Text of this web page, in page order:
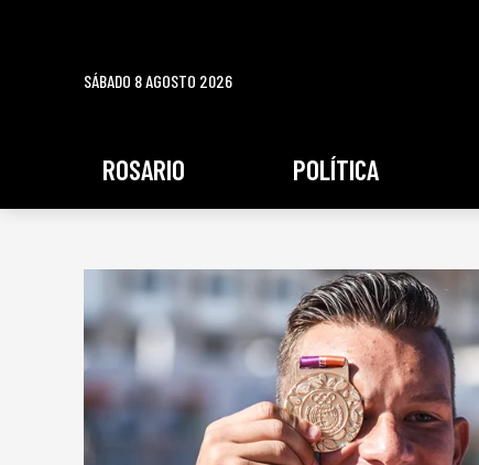
SÁBADO 8 AGOSTO 2026
ROSARIO POLÍTICA